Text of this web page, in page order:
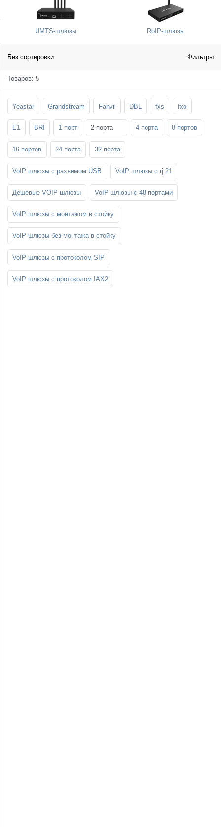
UMTS-шлюзы RoIP-шлюзы
Без сортировки Фильтры
Товаров: 5
Yeastar Grandstream Fanvil DBL fxs fxo
E1 BRI 1 порт 2 порта 4 порта 8 портов
16 портов 24 порта 32 порта
VoIP шлюзы с разъемом USB VoIP шлюзы с rj 21
Дешевые VOIP шлюзы VoIP шлюзы с 48 портами
VoIP шлюзы с монтажом в стойку
VoIP шлюзы без монтажа в стойку
VoIP шлюзы с протоколом SIP
VoIP шлюзы с протоколом IAX2
Стойки и крепления для панелей и
телевизоров
Шахтные телефоны
SFP-модули
3G/4G LTE и ADSL модемы
Мобильные телефоны